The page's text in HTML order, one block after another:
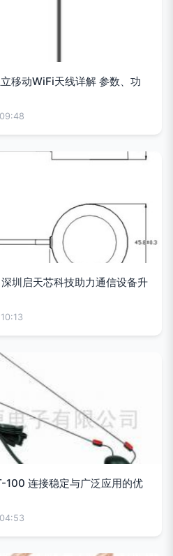
移动WiFi天线详解 参数、功
圳启天芯科技助力通信设备升
100 连接稳定与广泛应用的优